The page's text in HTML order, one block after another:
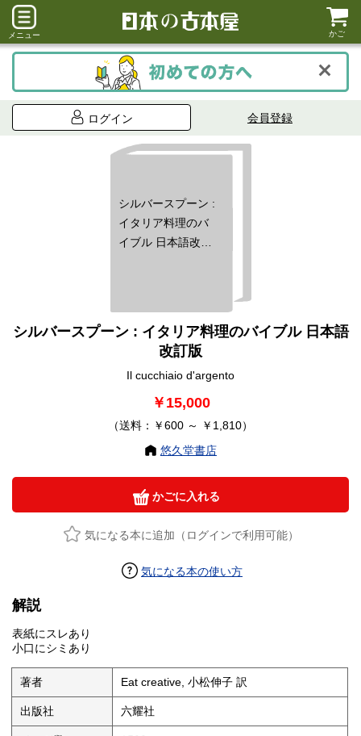
メニュー かご
ログイン 会員登録
シルバースプーン :
イタリア料理のバ
イブル 日本語改訂
シルバースプーン : イタリア料理のバイブル 日本語
改訂版
Il cucchiaio d'argento
￥15,000
（送料：￥600 ～ ￥1,810）
悠久堂書店
かごに入れる
気になる本に追加（ログインで利用可能）
気になる本の使い方
解説
表紙にスレあり
小口にシミあり
著者 Eat creative, 小松伸子 訳
出版社 六耀社